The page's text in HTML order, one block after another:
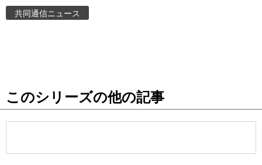
東京
共同通信ニュース
このシリーズの他の記事